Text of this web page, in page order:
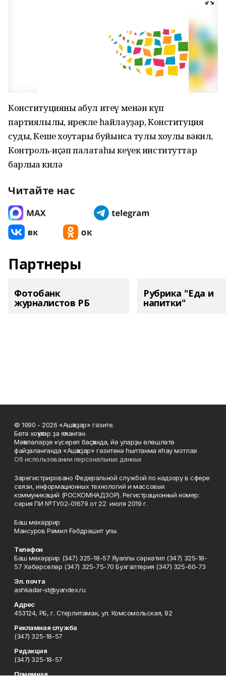
Конституцияны ҡабул итеү менән күп
партиялылыҡ, ирекле һайлауҙар, Конституция
суды, Кеше хоҡуҡтары буйынса тулы хоҡуҡлы вәкил,
Контроль-иҫәп палатаһы кеүек институттар
барлыҡҡа килә
Читайте нас
Партнеры
Фотобанк
журналистов РБ
Рубрика "Еда и
напитки"
© 1990 - 2026 «Ашҡаҙар» гәзите.
Бөтә хоҡуҡтар ҙа яҡланған.
Мәҡәләләрҙе күсереп баҫҡанда, йә уларҙы өлөшләтә
файҙаланғанда «Ашҡаҙар» гәзитенә һылтанма яһау мотлаҡ.
Об использовании персональных данных
Зарегистрировано Федеральной службой по надзору в сфере
связи, информационных технологий и массовых
коммуникаций (РОСКОМНАДЗОР). Регистрационный номер:
серия ПИ №ТУ02-01679 от 22 июля 2019 г.
Баш мөхәррир
Мансуров Рәмил Ғәбдрәшит улы.
Телефон
Баш мөхәррир (347) 325-18-57 Яуаплы сәркәтип (347) 325-18-
57 Хәбәрселәр (347) 325-75-70 Бухгалтерия (347) 325-60-73
Эл. почта
ashkadar-st@yandex.ru
Адрес
453124, РБ, г. Стерлитамак, ул. Комсомольская, 82
Рекламная служба
(347) 325-18-57
Редакция
(347) 325-18-57
Приемная